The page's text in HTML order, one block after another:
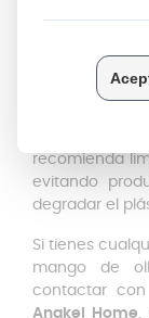
La calidad
express
recomienda
evitando
degradar el
Si tienes
mango de
contactar
Anakel Home.